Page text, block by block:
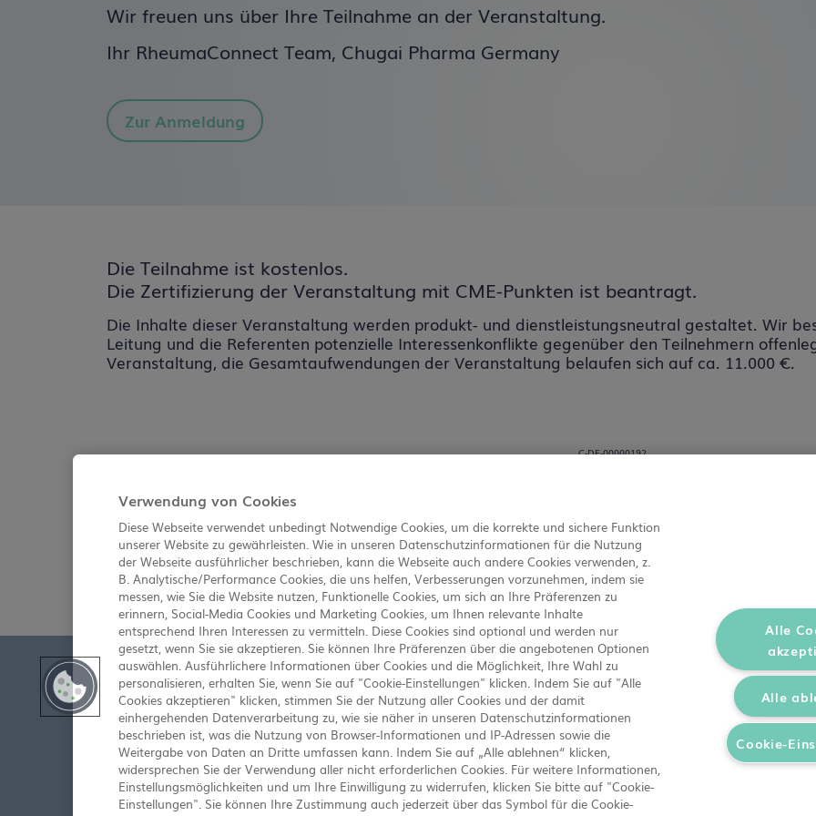
Wir freuen uns über Ihre Teilnahme an der Veranstaltung.
Ihr RheumaConnect Team, Chugai Pharma Germany
Zur Anmeldung
Die Teilnahme ist kostenlos.
Die Zertifizierung der Veranstaltung mit CME-Punkten ist beantragt.
Die Inhalte dieser Veranstaltung werden produkt- und dienstleistungsneutral gestaltet. Wir
Leitung und die Referenten potenzielle Interessenkonflikte gegenüber den Teilnehmern
Veranstaltung, die Gesamtaufwendungen der Veranstaltung belaufen sich auf ca. 11.000 €.
C-DE-00000192
Chugai Pharma Germany GmbH Amelia-Mary-Earhart-Straße 11b 60549 Frankfurt am Main
CHUGAI PHARMA GERMANY GMBH legt großen Wert auf die Richtigkeit, Vollständigkeit und Aktualität der
CHUGAI PHARMA GERMANY GMBH keine Garantie für die Richtigkeit, Vollständigkeit und Aktualität der Inhalte.
CHUGAI PHARMA GERMANY GMBH haftet nicht für Schäden, die in Zusammenhang mit der Verwendung
rechtlichen Hinweisen und Datenschutz entnehmen Sie bitte dem "Impressum".
Gestaltung und Programmierung Website:formgrad Markendesign
Verwendung von Cookies
Diese Webseite verwendet unbedingt Notwendige Cookies, um die korrekte und sichere Funktion
unserer Website zu gewährleisten. Wie in unseren Datenschutzinformationen für die Nutzung
der Webseite ausführlicher beschrieben, kann die Webseite auch andere Cookies verwenden, z.
B. Analytische/Performance Cookies, die uns helfen, Verbesserungen vorzunehmen, indem sie
messen, wie Sie die Website nutzen, Funktionelle Cookies, um sich an Ihre Präferenzen zu
erinnern, Social-Media Cookies und Marketing Cookies, um Ihnen relevante Inhalte
entsprechend Ihren Interessen zu vermitteln. Diese Cookies sind optional und werden nur
gesetzt, wenn Sie sie akzeptieren. Sie können Ihre Präferenzen über die angebotenen Optionen
auswählen. Ausführlichere Informationen über Cookies und die Möglichkeit, Ihre Wahl zu
personalisieren, erhalten Sie, wenn Sie auf "Cookie-Einstellungen" klicken. Indem Sie auf "Alle
Cookies akzeptieren" klicken, stimmen Sie der Nutzung aller Cookies und der damit
einhergehenden Datenverarbeitung zu, wie sie näher in unseren Datenschutzinformationen
beschrieben ist, was die Nutzung von Browser-Informationen und IP-Adressen sowie die
Weitergabe von Daten an Dritte umfassen kann. Indem Sie auf „Alle ablehnen“ klicken,
widersprechen Sie der Verwendung aller nicht erforderlichen Cookies. Für weitere Informationen,
Einstellungsmöglichkeiten und um Ihre Einwilligung zu widerrufen, klicken Sie bitte auf "Cookie-
Einstellungen". Sie können Ihre Zustimmung auch jederzeit über das Symbol für die Cookie-
Alle
Alle
Cookie-